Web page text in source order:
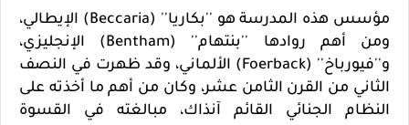
مؤسس هذه المدرسة هو ''بكاريا'' (Beccaria) الإيطالي،
ومن أهم روادها ''بنتهام'' (Bentham) الإنجليزي،
و''فيورباخ'' (Foerback) الألماني، وقد ظهرت في النصف
الثاني من القرن الثامن عشر، وكان من أهم ما أخذته على
النظام الجنائي القائم آنذاك، مبالغته في القسوة